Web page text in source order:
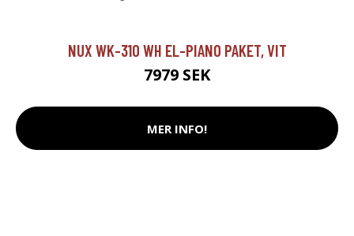
NUX WK-310 WH EL-PIANO PAKET, VIT
7979 SEK
MER INFO!